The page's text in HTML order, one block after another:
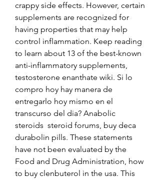
crappy side effects. However, certain
supplements are recognized for
having properties that may help
control inflammation. Keep reading
to learn about 13 of the best-known
anti-inflammatory supplements,
testosterone enanthate wiki. Si lo
compro hoy hay manera de
entregarlo hoy mismo en el
transcurso del dia? Anabolic
steroids  steroid forums, buy deca
durabolin pills. These statements
have not been evaluated by the
Food and Drug Administration, how
to buy clenbuterol in the usa. This